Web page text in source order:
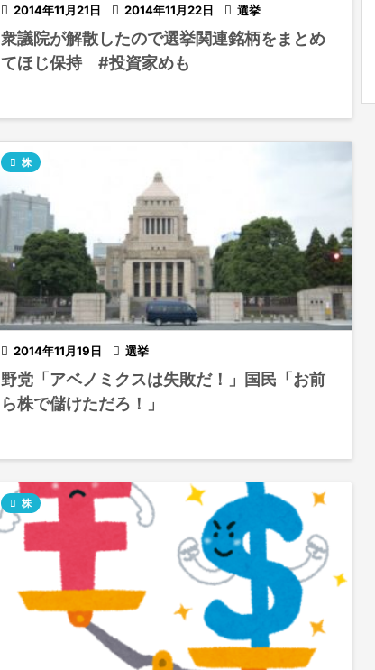
 2014年11月21日  2014年11月22日  選挙
衆議院が解散したので選挙関連銘柄をまとめ
てほじ保持 #投資家めも
 2014年11月19日
 株
 選挙
野党「アベノミクスは失敗だ！」国民「お前
ら株で儲けただろ！」
 株